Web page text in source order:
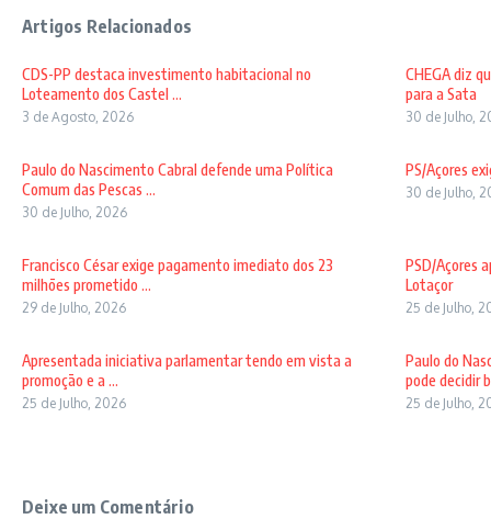
Artigos Relacionados
CDS-PP destaca investimento habitacional no
Loteamento dos Castel ...
3 de Agosto, 2026
CHEGA diz
para a Sata
30 de Julho,
Paulo do Nascimento Cabral defende uma Política
Comum das Pescas ...
30 de Julho, 2026
PS/Açores
30 de Julho,
Francisco César exige pagamento imediato dos 23
milhões prometido ...
29 de Julho, 2026
PSD/Açores
Lotaçor
25 de Julho,
Apresentada iniciativa parlamentar tendo em vista a
promoção e a ...
25 de Julho, 2026
Paulo do
pode decidir
25 de Julho,
Deixe um Comentário